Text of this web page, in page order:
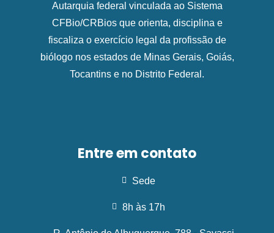
Autarquia federal vinculada ao Sistema
CFBio/CRBios que orienta, disciplina e
fiscaliza o exercício legal da profissão de
biólogo nos estados de Minas Gerais, Goiás,
Tocantins e no Distrito Federal.
Entre em contato
Sede
8h às 17h